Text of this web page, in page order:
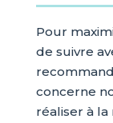
Pour
de suivre
concerne
réaliser à la